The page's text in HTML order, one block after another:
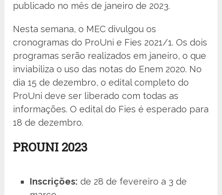
publicado no mês de janeiro de 2023.
Nesta semana, o MEC divulgou os
cronogramas do ProUni e Fies 2021/1. Os dois
programas serão realizados em janeiro, o que
inviabiliza o uso das notas do Enem 2020. No
dia 15 de dezembro, o edital completo do
ProUni deve ser liberado com todas as
informações. O edital do Fies é esperado para
18 de dezembro.
PROUNI 2023
Inscrições: de 28 de fevereiro a 3 de